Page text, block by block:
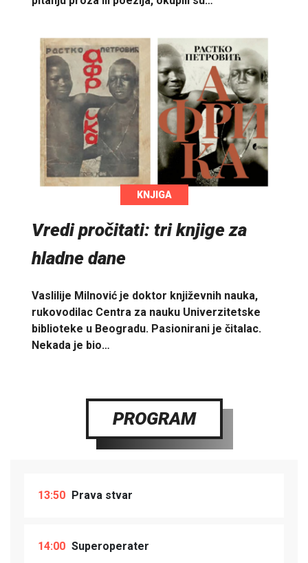
KNJIGA
Vredi pročitati: tri knjige za
hladne dane
Vaslilije Milnović je doktor književnih nauka,
rukovodilac Centra za nauku Univerzitetske
biblioteke u Beogradu. Pasionirani je čitalac.
Nekada je bio…
PROGRAM
13:50 Prava stvar
14:00 Superoperater